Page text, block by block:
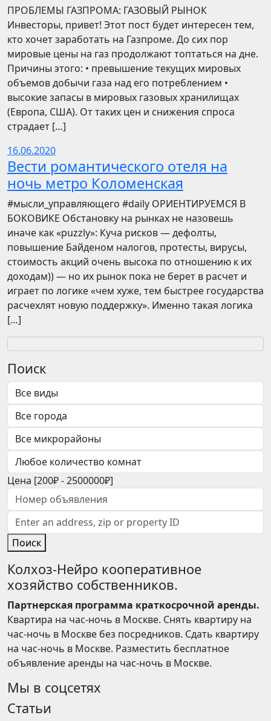
ПРОБЛЕМЫ ГАЗПРОМА: ГАЗОВЫЙ РЫНОК
Инвесторы, привет! Этот пост будет интересен тем,
кто хочет заработать на Газпроме. До сих пор
мировые цены на газ продолжают топтаться на дне.
Причины этого: • превышение текущих мировых
объемов добычи газа над его потреблением •
высокие запасы в мировых газовых хранилищах
(Европа, США). От таких цен и снижения спроса
страдает […]
16.06.2020
Вести романтического отеля на
ночь метро Коломенская
​​#мысли_управляющего #daily ОРИЕНТИРУЕМСЯ В
БОКОВИКЕ Обстановку на рынках не назовешь
иначе как «puzzly»: Куча рисков — дефолты,
повышение Байденом налогов, протесты, вирусы,
стоимость акций очень высока по отношению к их
доходам)) — но их рынок пока не берет в расчет и
играет по логике «чем хуже, тем быстрее государства
расчехлят новую поддержку». Именно такая логика
[…]
Поиск
Цена [200₽-2500000₽]
Поиск
Колхоз-Нейро кооперативное
хозяйство собственников.
Партнерская программа краткосрочной аренды.
Квартира на час-ночь в Москве. Снять квартиру на
час-ночь в Москве без посредников. Сдать квартиру
на час-ночь в Москве. Разместить бесплатное
объявление аренды на час-ночь в Москве.
Мы в соцсетях
Статьи